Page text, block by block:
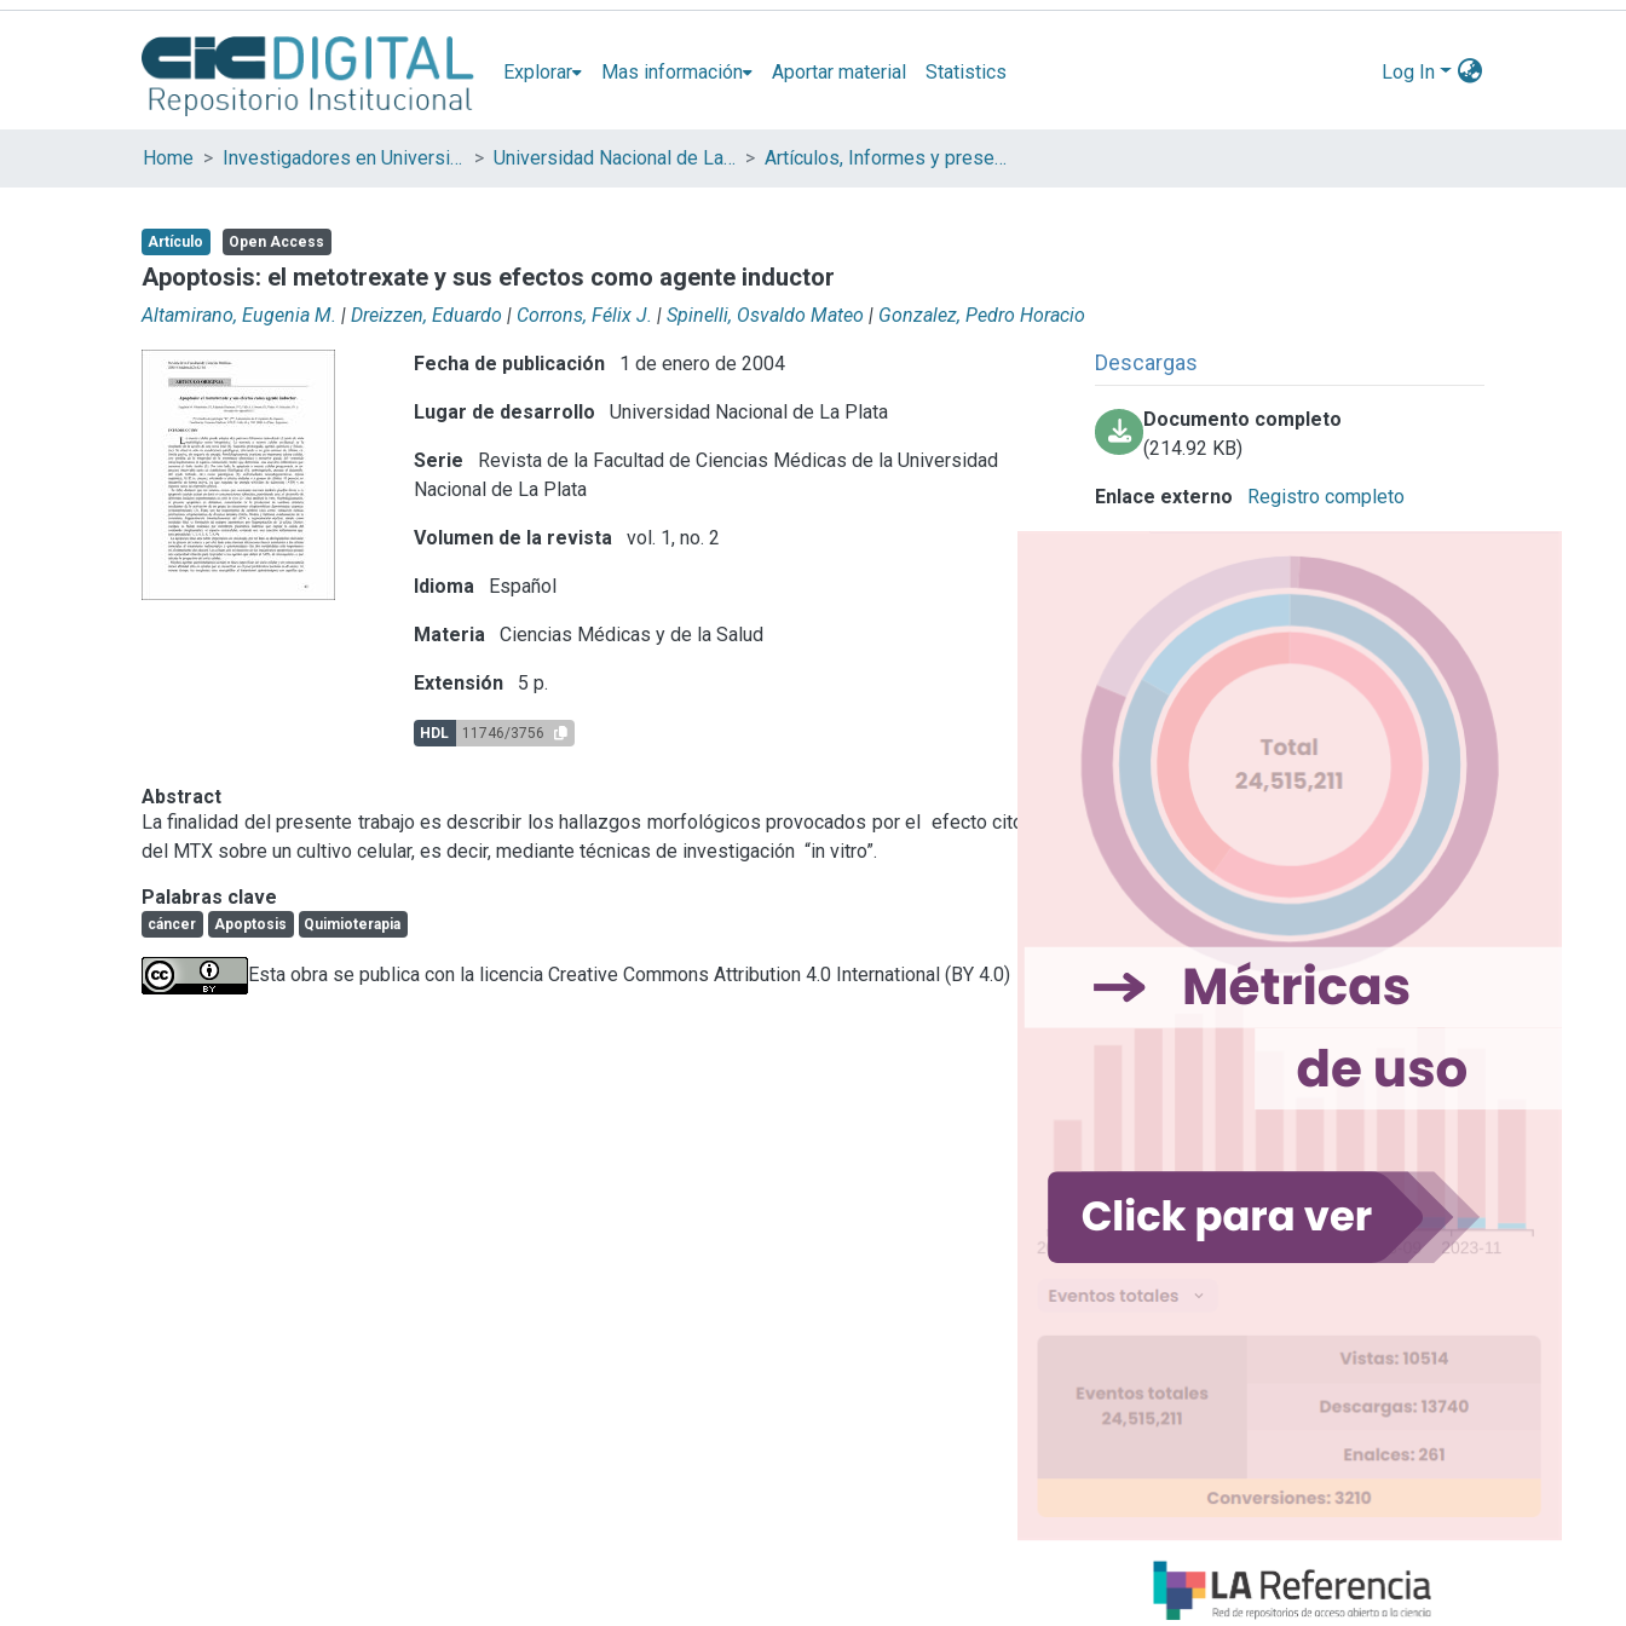
Explorar Mas información Aportar material Statistics Log In
Home Investigadores en Universidades Nacionales de la provincia de Buenos Aires Universidad Nacional de La Plata (UNLP) Artículos, Informes y presentaciones en Congresos (UNLP)
Artículo Open Access
Apoptosis: el metotrexate y sus efectos como agente inductor
Altamirano, Eugenia M. | Dreizzen, Eduardo | Corrons, Félix J. | Spinelli, Osvaldo Mateo | Gonzalez, Pedro Horacio
Fecha de publicación 1 de enero de 2004
Lugar de desarrollo Universidad Nacional de La Plata
Serie
Revista de la Facultad de Ciencias Médicas de la Universidad
Nacional de La Plata
Volumen de la revista vol. 1, no. 2
Idioma Español
Materia Ciencias Médicas y de la Salud
Extensión 5 p.
HDL 11746/3756
Descargas
Documento completo
(214.92 KB)
Enlace externo Registro completo
Abstract
La finalidad del presente trabajo es describir los hallazgos morfológicos provocados por el  efecto citotóxico
del MTX sobre un cultivo celular, es decir, mediante técnicas de investigación  “in vitro”.
Palabras clave
cáncer Apoptosis Quimioterapia
Esta obra se publica con la licencia Creative Commons Attribution 4.0 International (BY 4.0)